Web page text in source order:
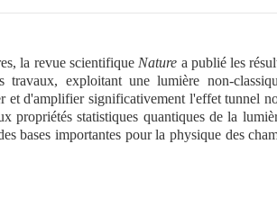
la revue scientifique Nature a publié les
travaux, exploitant une lumière non-
et d'amplifier significativement l'effet tunnel
propriétés statistiques quantiques de la
bases importantes pour la physique des